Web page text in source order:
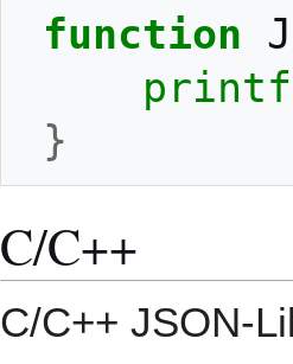
function
printf
}
C/C++
C/C++ JSON-